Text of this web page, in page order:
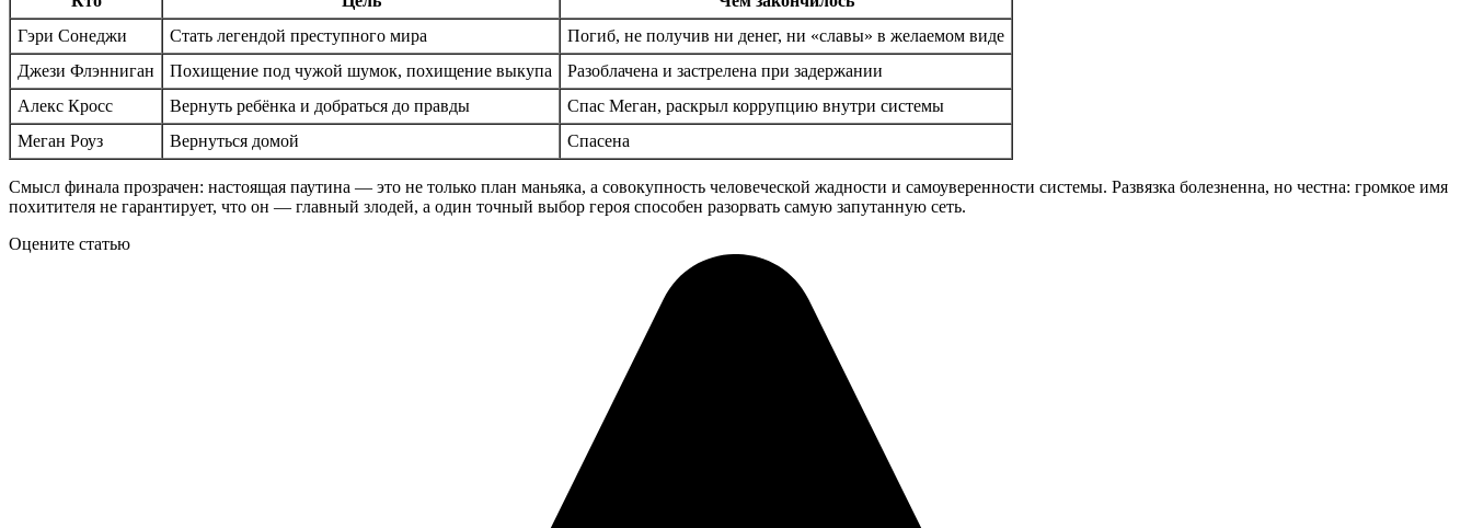
Гэри Сонеджи
Стать легендой преступного мира
Погиб, не получив ни денег, ни «славы» в желаемом виде
Джези Флэнниган
Похищение под чужой шумок, похищение выкупа
Разоблачена и застрелена при задержании
Алекс Кросс
Вернуть ребёнка и добраться до правды
Спас Меган, раскрыл коррупцию внутри системы
Меган Роуз
Вернуться домой Спасена
Смысл финала прозрачен: настоящая паутина — это не только план маньяка, а совокупность человеческой жадности и самоуверенности системы. Развязка болезненна, но честна: громкое имя
похитителя не гарантирует, что он — главный злодей, а один точный выбор героя способен разорвать самую запутанную сеть.
Оцените статью